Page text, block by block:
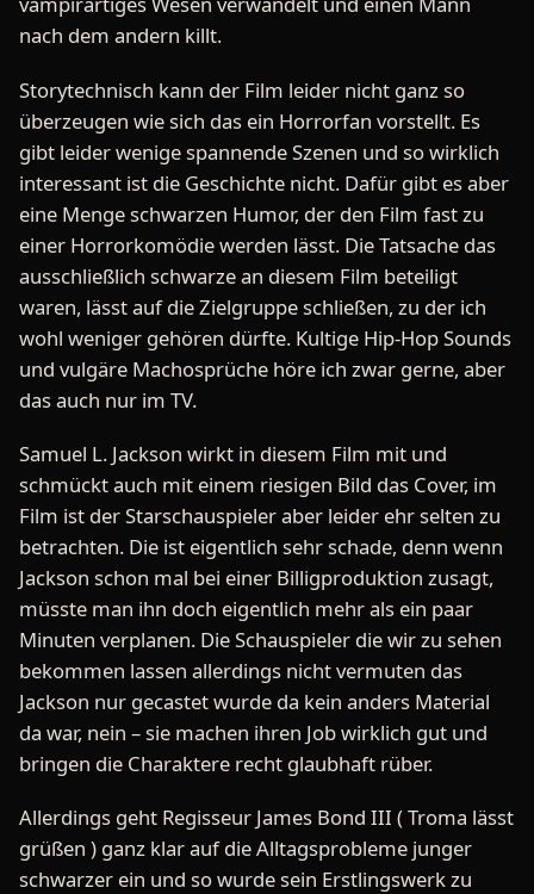
nach dem andern killt.
Storytechnisch kann der Film leider nicht ganz so
überzeugen wie sich das ein Horrorfan vorstellt. Es
gibt leider wenige spannende Szenen und so wirklich
interessant ist die Geschichte nicht. Dafür gibt es aber
eine Menge schwarzen Humor, der den Film fast zu
einer Horrorkomödie werden lässt. Die Tatsache das
ausschließlich schwarze an diesem Film beteiligt
waren, lässt auf die Zielgruppe schließen, zu der ich
wohl weniger gehören dürfte. Kultige Hip-Hop Sounds
und vulgäre Machosprüche höre ich zwar gerne, aber
das auch nur im TV.
Samuel L. Jackson wirkt in diesem Film mit und
schmückt auch mit einem riesigen Bild das Cover, im
Film ist der Starschauspieler aber leider ehr selten zu
betrachten. Die ist eigentlich sehr schade, denn wenn
Jackson schon mal bei einer Billigproduktion zusagt,
müsste man ihn doch eigentlich mehr als ein paar
Minuten verplanen. Die Schauspieler die wir zu sehen
bekommen lassen allerdings nicht vermuten das
Jackson nur gecastet wurde da kein anders Material
da war, nein – sie machen ihren Job wirklich gut und
bringen die Charaktere recht glaubhaft rüber.
Allerdings geht Regisseur James Bond III ( Troma lässt
grüßen ) ganz klar auf die Alltagsprobleme junger
schwarzer ein und so wurde sein Erstlingswerk zu